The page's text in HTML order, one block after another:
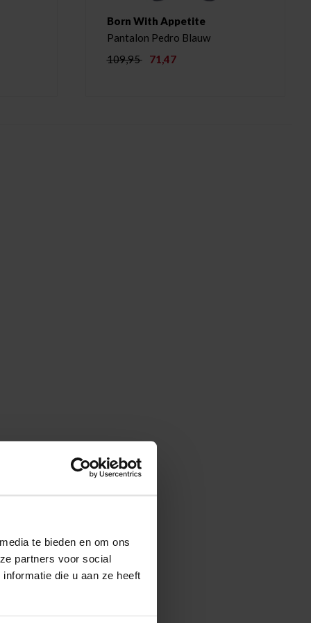
te bieden en om ons
partners voor social
die u aan ze heeft
Born With Appetite
Pantalon Pedro Blauw
109,95
71,47